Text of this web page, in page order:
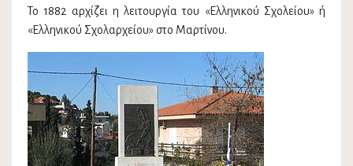
Το 1882 αρχίζει η λειτουργία του «Ελληνικού Σχολείου» ή
«Ελληνικού Σχολαρχείου» στο Μαρτίνου.